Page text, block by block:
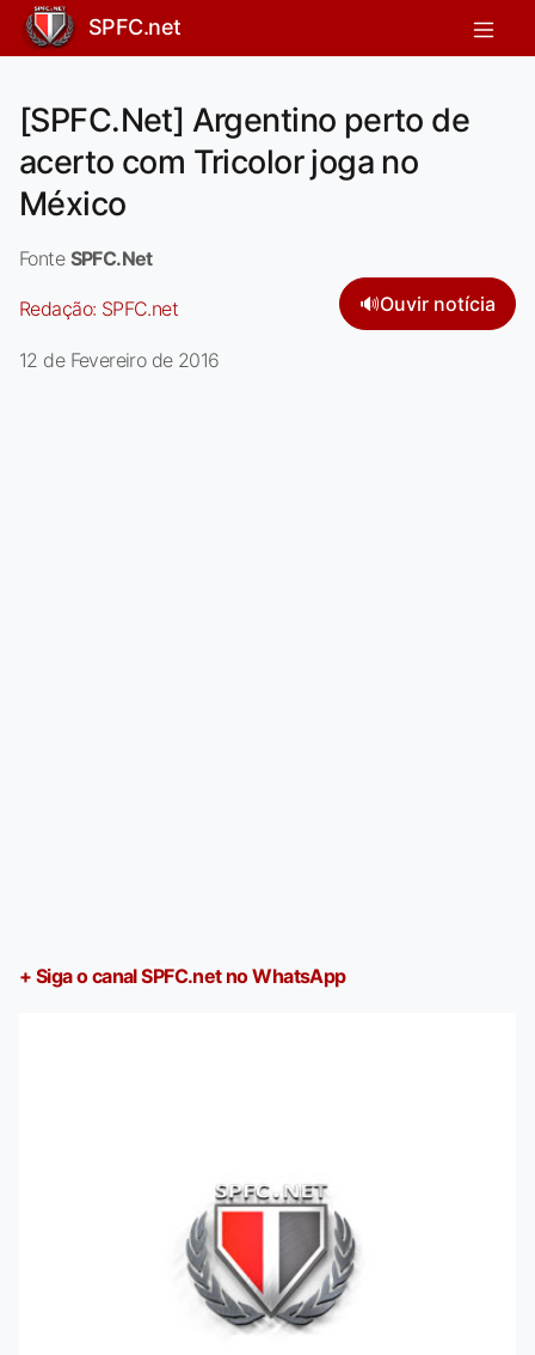
SPFC.net
[SPFC.Net] Argentino perto de
acerto com Tricolor joga no
México
Fonte SPFC.Net
Redação: SPFC.net 🔊Ouvir notícia
12 de Fevereiro de 2016
+ Siga o canal SPFC.net no WhatsApp